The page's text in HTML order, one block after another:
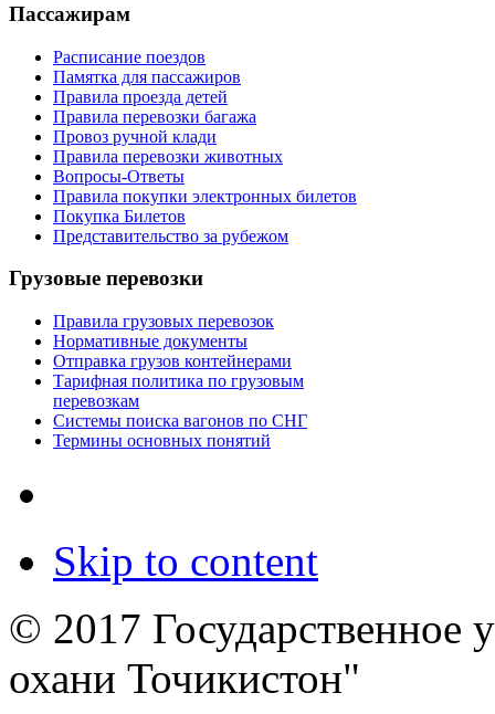
Пассажирам
Расписание поездов
Памятка для пассажиров
Правила проезда детей
Правила перевозки багажа
Провоз ручной клади
Правила перевозки животных
Вопросы-Ответы
Правила покупки электронных билетов
Покупка Билетов
Представительство за рубежом
Грузовые перевозки
Правила грузовых перевозок
Нормативные документы
Отправка грузов контейнерами
Тарифная политика по грузовым
перевозкам
Системы поиска вагонов по СНГ
Термины основных понятий
Skip to content
© 2017 Государственное
охани Точикистон"